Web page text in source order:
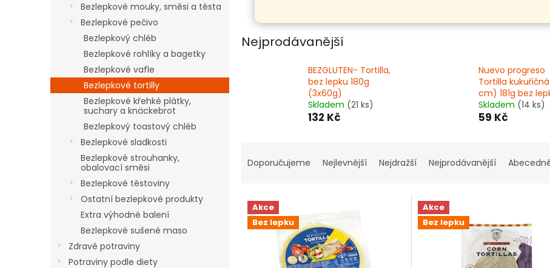
Bezlepkové mouky, směsi a těsta
Bezlepkové pečivo
Bezlepkový chléb
Bezlepkové rohlíky a bagetky
Bezlepkové vafle
Bezlepkové tortilly
Bezlepkové křehké plátky,
suchary a knäckebrot
Bezlepkový toastový chléb
Bezlepkové sladkosti
Bezlepkové strouhanky,
obalovací směsi
Bezlepkové těstoviny
Ostatní bezlepkové produkty
Extra výhodné balení
Bezlepkové sušené maso
Zdravé potraviny
Potraviny podle diety
Nejprodávanější
BEZGLUTEN- Tortilla,
bez lepku 180g
(3x60g)
Skladem (21 ks)
132 Kč
Nuevo progreso
Tortilla kukuřičná
cm) 181g bez
Skladem (14 ks)
59 Kč
a
n
p
Doporučujeme Nejlevnější Nejdražší Nejprodávanější
V
p
Akce
Bez lepku
Akce
Bez lepku